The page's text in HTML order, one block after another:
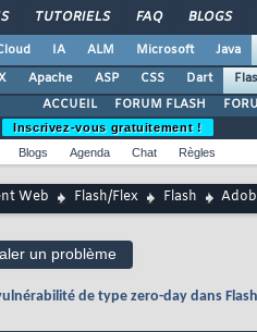
TUTORIELS FAQ BLOGS
IA ALM Microsoft Java
Apache ASP CSS Dart
ACCUEIL
FORUM FLASH
Inscrivez-vous gratuitement !
Blogs Agenda Chat Règles
Web Flash/Flex Flash
un problème
de type zero-day dans